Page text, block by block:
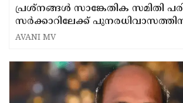
പ്രശ്നങ്ങൾ സാങ്കേതിക സമിതി
സർക്കാറിലേക്ക്
പ്രൊപ്പോസൽ സമർപ്പിക്കും;
AVANI MV